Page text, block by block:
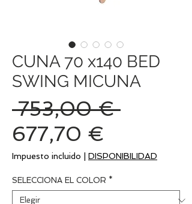
CUNA 70 x140 BED
SWING MICUNA
753,00 € Precio
677,70 €
de
oferta
Impuesto incluido DISPONIBILIDAD
SELECCIONA EL COLOR *